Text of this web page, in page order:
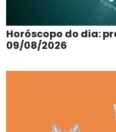
Horóscopo do dia:
09/08/2026